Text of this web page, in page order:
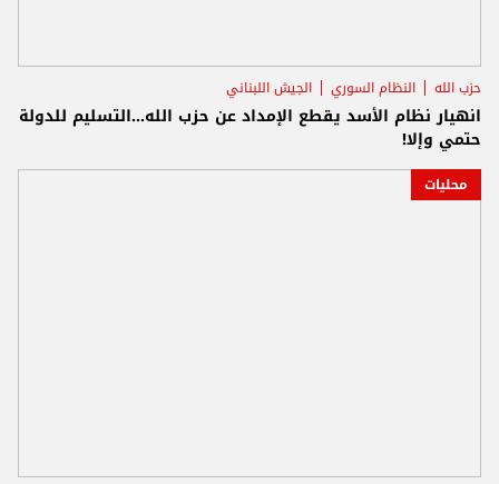
حزب الله النظام السوري الجيش اللبناني
انهيار نظام الأسد يقطع الإمداد عن حزب الله...التسليم للدولة
حتمي وإلا!
محليات